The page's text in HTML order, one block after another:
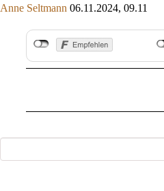
Anne Seltmann 06.11.2024, 09.11